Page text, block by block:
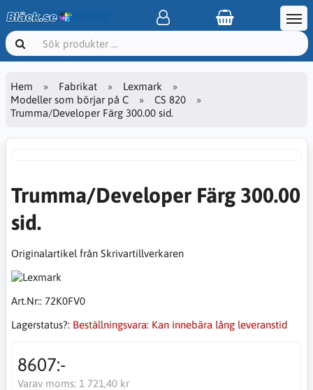
Hem Fabrikat
Lexmark
Modeller som börjar på C
CS 820
Trumma/Developer Färg 300.00 sid.
Trumma/Developer Färg 300.00
sid.
Originalartikel från Skrivartillverkaren
Art.Nr:: 72K0FV0
Lagerstatus?: Beställningsvara: Kan innebära lång leveranstid
8607:-
Varav moms: 1 721,40 kr